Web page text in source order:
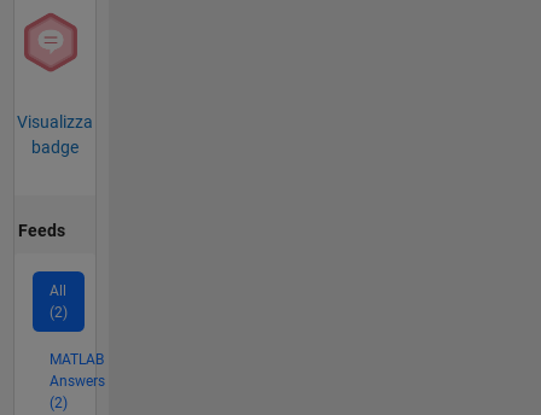
Visualizza
badge
Feeds
All
(2)
MATLAB
Answers
(2)